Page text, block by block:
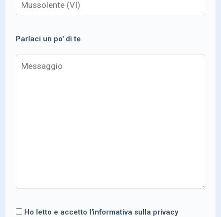
Parlaci un po' di te
Ho letto e accetto l'informativa sulla privacy